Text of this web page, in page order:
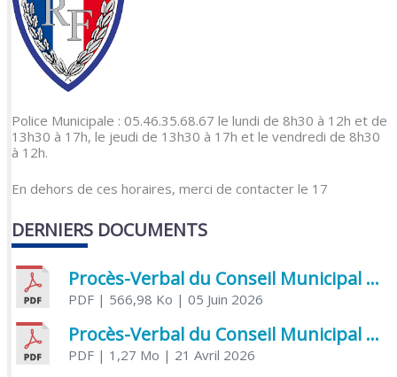
Police Municipale : 05.46.35.68.67 le lundi de 8h30 à 12h et de
13h30 à 17h, le jeudi de 13h30 à 17h et le vendredi de 8h30
à 12h.
En dehors de ces horaires, merci de contacter le 17
DERNIERS DOCUMENTS
Procès-Verbal du Conseil Municipal du 5 juin 2026
PDF| 566,98 Ko | 05 Juin 2026
Procès-Verbal du Conseil Municipal du 21 avril 2026
PDF| 1,27 Mo | 21 Avril 2026